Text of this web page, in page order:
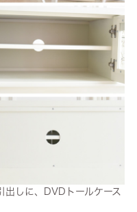
出しに、DVDトールケース